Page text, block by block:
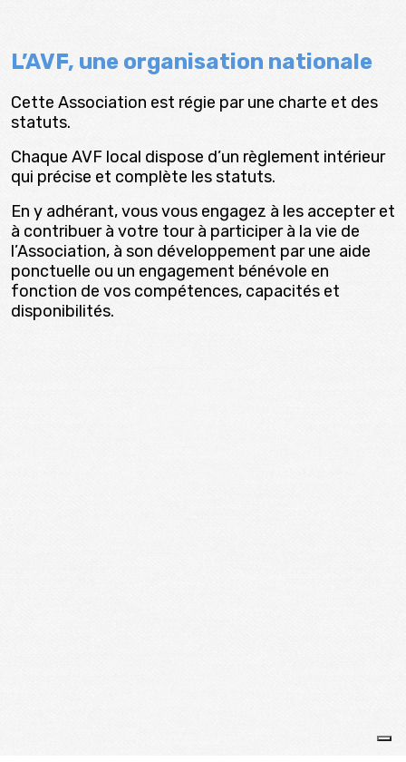
L’AVF, une organisation nationale
Cette Association est régie par une charte et des
statuts.
Chaque AVF local dispose d’un règlement intérieur
qui précise et complète les statuts.
En y adhérant, vous vous engagez à les accepter et
à contribuer à votre tour à participer à la vie de
l’Association, à son développement par une aide
ponctuelle ou un engagement bénévole en
fonction de vos compétences, capacités et
disponibilités.